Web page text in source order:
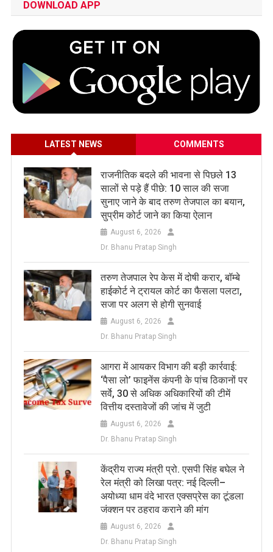
DOWNLOAD APP
LATEST NEWS COMMENTS
राजनीतिक बदले की भावना से पिछले 13
सालों से पड़े हैं पीछे: 10 साल की सजा
सुनाए जाने के बाद तरुण तेजपाल का बयान,
सुप्रीम कोर्ट जाने का किया ऐलान
August 6, 2026
Dr. Bhanu Pratap Singh
तरुण तेजपाल रेप केस में दोषी करार, बॉम्बे
हाईकोर्ट ने ट्रायल कोर्ट का फैसला पलटा,
सजा पर अलग से होगी सुनवाई
August 6, 2026
Dr. Bhanu Pratap Singh
आगरा में आयकर विभाग की बड़ी कार्रवाई:
‘पैसा लो’ फाइनेंस कंपनी के पांच ठिकानों पर
सर्वे, 30 से अधिक अधिकारियों की टीमें
वित्तीय दस्तावेजों की जांच में जुटी
August 6, 2026
Dr. Bhanu Pratap Singh
केंद्रीय राज्य मंत्री प्रो. एसपी सिंह बघेल ने
रेल मंत्री को लिखा पत्र: नई दिल्ली–
अयोध्या धाम वंदे भारत एक्सप्रेस का टूंडला
जंक्शन पर ठहराव कराने की मांग
August 6, 2026
Dr. Bhanu Pratap Singh